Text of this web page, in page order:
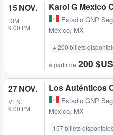
15 NOV.
DIM.
9:00 PM
Karol G Mexico
Estadio GNP
México, MX
+ 200 billets
à partir de 200 $US
27 NOV.
VEN.
9:00 PM
Los Auténticos
Estadio GNP
México, MX
157 billets